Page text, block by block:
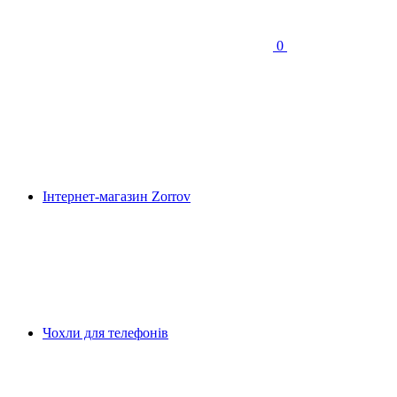
0
Інтернет-магазин Zorrov
Чохли для телефонів